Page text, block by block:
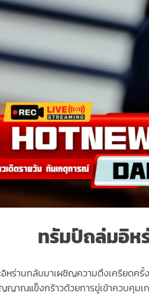
ทรัมป์ถล่มอิห
หร่านกลับมาเผชิญความตึงเครียดค
าณแข็งกร้าวด้วยการขู่เข้าควบคุมเ